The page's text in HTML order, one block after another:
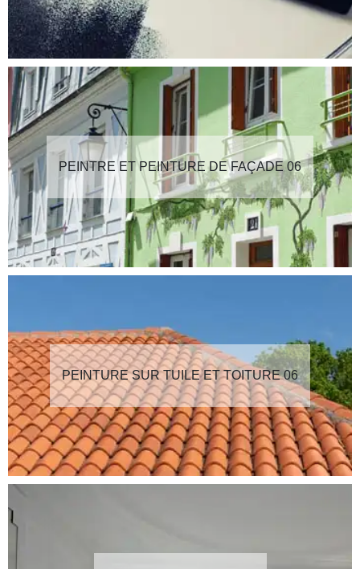
PEINTRE ET PEINTURE DE FAÇADE 06
PEINTURE SUR TUILE ET TOITURE 06